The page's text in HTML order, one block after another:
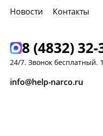
Новости
Контакты
8 (4832) 32-
24/7. Звонок бесплатный.
info@help-narco.ru